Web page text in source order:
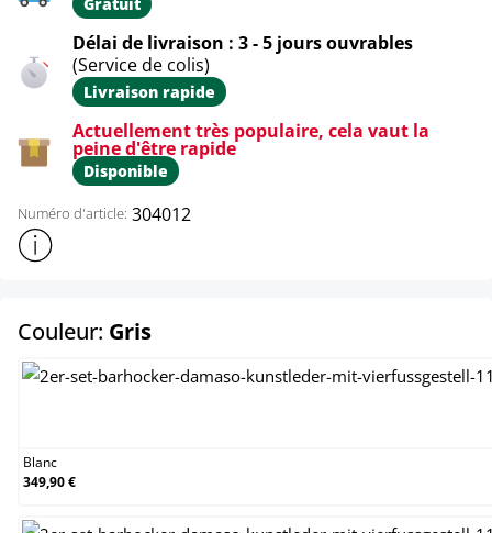
Délai de livraison : 3 - 5 jours ouvrables
(Service de colis)
Livraison rapide
Actuellement très populaire, cela vaut la
peine d'être rapide
Disponible
Numéro d'article: 304012
Afficher plus d'informations sur le produit
Couleur: Grisselect
Blanc
349,90 €